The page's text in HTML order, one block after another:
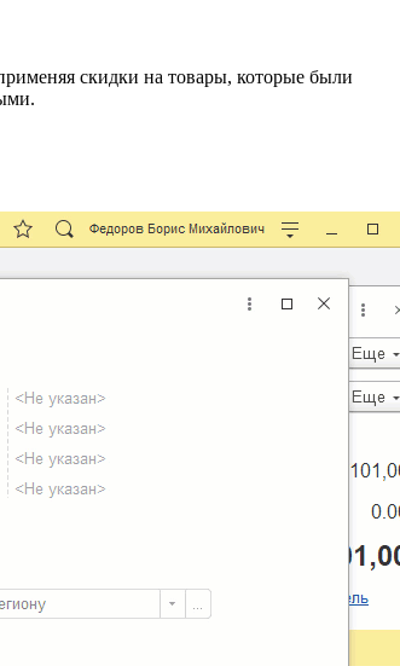
скидки на товары, которые были